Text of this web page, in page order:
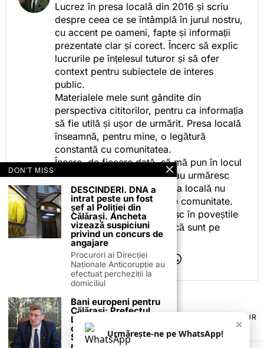
Lucrez în presa locală din 2016 și scriu
despre ceea ce se întâmplă în jurul nostru,
cu accent pe oameni, fapte și informații
prezentate clar și corect. Încerc să explic
lucrurile pe înțelesul tuturor și să ofer
context pentru subiectele de interes
public.
Materialele mele sunt gândite din
perspectiva cititorilor, pentru ca informația
să fie utilă și ușor de urmărit. Presa locală
înseamnă, pentru mine, o legătură
constantă cu comunitatea.
Încerc, de fiecare dată, să mă pun în locul
celor care citesc, privesc sau urmăresc
ceea ce fac. Pentru că presa locală nu
este despre mine, ci despre comunitate.
Iar dacă oamenii se regăsesc în poveștile
pe care le spun, înseamnă că sunt pe
drumul bun.
TERMENI ȘI CONDIȚII
POLITICA DE ANULARE & RETUR
PUBLICITATE ONLINE & TIPĂRITĂ
CONTACT
ZIARUL ANUNȚUL CĂLĂRĂȘEAN
×
Urmărește-ne pe WhatsApp!
DON'T MISS
DESCINDERI. DNA a
intrat peste un fost
șef al Poliției din
Călărași. Ancheta
vizează suspiciuni
privind un concurs de
angajare
Procurori ai Direcției
Naționale Anticorupție au
efectuat percheziții la
domiciliul
Bani europeni pentru
Călărași: Prefectul
Laurențiu State anunță
colaborarea cu ADR
Sud-Muntenia pentru